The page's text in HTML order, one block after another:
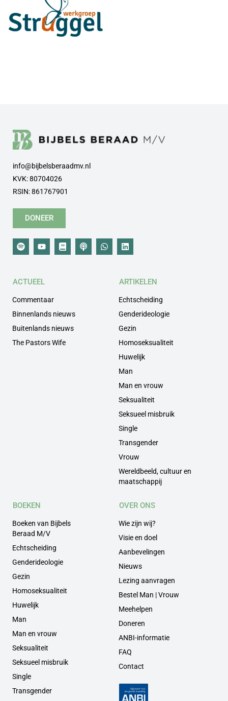
info@bijbelsberaadmv.nl
KVK: 80704026
RSIN: 861767901
DONEER
ACTUEEL
Commentaar
Binnenlands nieuws
Buitenlands nieuws
The Pastors Wife
ARTIKELEN
Echtscheiding
Genderideologie
Gezin
Homoseksualiteit
Huwelijk
Man
Man en vrouw
Seksualiteit
Seksueel misbruik
Single
Transgender
Vrouw
Wereldbeeld, cultuur en
maatschappij
BOEKEN
Boeken van Bijbels
Beraad M/V
Echtscheiding
Genderideologie
Gezin
Homoseksualiteit
Huwelijk
Man
Man en vrouw
Seksualiteit
Seksueel misbruik
Single
Transgender
OVER ONS
Wie zijn wij?
Visie en doel
Aanbevelingen
Nieuws
Lezing aanvragen
Bestel Man | Vrouw
Meehelpen
Doneren
ANBI-informatie
FAQ
Contact